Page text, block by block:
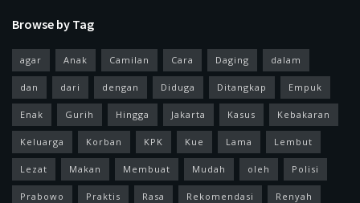
Browse by Tag
agar Anak Camilan Cara Daging dalam
dan dari dengan Diduga Ditangkap Empuk
Enak Gurih Hingga Jakarta Kasus Kebakaran
Keluarga Korban KPK Kue Lama Lembut
Lezat Makan Membuat Mudah oleh Polisi
Prabowo Praktis Rasa Rekomendasi Renyah